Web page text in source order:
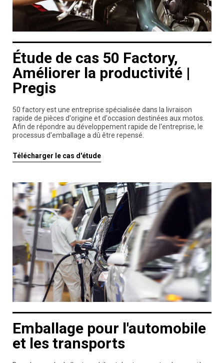
Étude de cas 50 Factory,
Améliorer la productivité |
Pregis
50 factory est une entreprise spécialisée dans la livraison
rapide de pièces d'origine et d'occasion destinées aux motos.
Afin de répondre au développement rapide de l'entreprise, le
processus d'emballage a dû être repensé.
Télécharger le cas d'étude
Emballage pour l'automobile
et les transports